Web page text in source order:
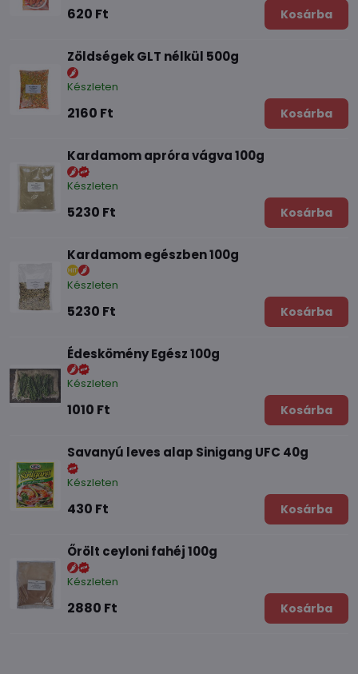
620 Ft Kosárba
Zöldségek GLT nélkül 500g
Készleten
2160 Ft Kosárba
Kardamom apróra vágva 100g
Készleten
5230 Ft Kosárba
Kardamom egészben 100g
Készleten
5230 Ft Kosárba
Édeskömény Egész 100g
Készleten
1010 Ft Kosárba
Savanyú leves alap Sinigang UFC 40g
Készleten
430 Ft Kosárba
Őrölt ceyloni fahéj 100g
Készleten
2880 Ft Kosárba